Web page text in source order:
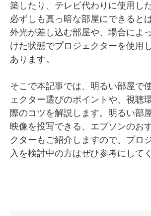
築したり、テレビ代わりに使用し
必ずしも真っ暗な部屋にできると
外光が差し込む部屋や、場合によ
けた状態でプロジェクターを使用
あります。
そこで本記事では、明るい部屋で
ェクター選びのポイントや、視聴
際のコツを解説します。明るい部
映像を投写できる、エプソンのお
クターもご紹介しますので、プロ
入を検討中の方はぜひ参考にして